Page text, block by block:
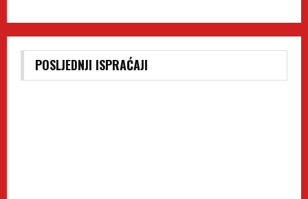
POSLJEDNJI ISPRAĆAJI